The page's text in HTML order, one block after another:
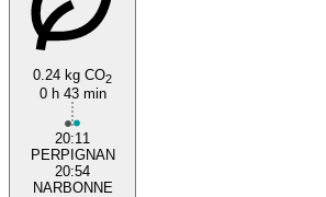
0.24 kg CO2
0 h 43 min
20:11
PERPIGNAN
20:54
NARBONNE